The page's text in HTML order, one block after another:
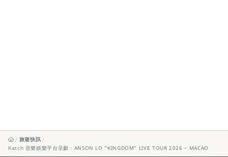
旅遊快訊
Katch 音樂娛樂平台呈獻：ANSON LO “KINGDOM” LIVE TOUR 2026 – MACAO